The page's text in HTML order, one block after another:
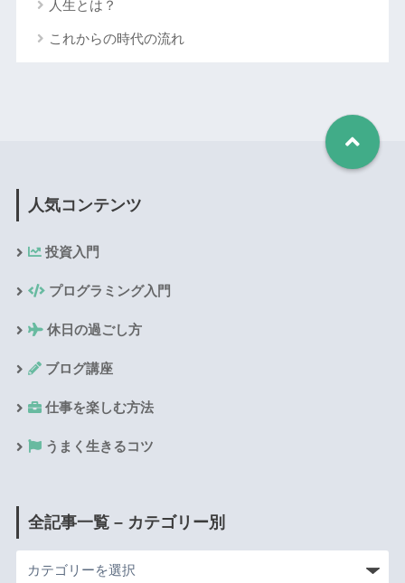
人生とは？
これからの時代の流れ
人気コンテンツ
投資入門
プログラミング入門
休日の過ごし方
ブログ講座
仕事を楽しむ方法
うまく生きるコツ
全記事一覧 – カテゴリー別